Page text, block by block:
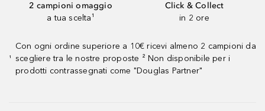
2 campioni omaggio
a tua scelta¹
Click & Collect
in 2 ore
¹
Con ogni ordine superiore a 10€ ricevi almeno 2 campioni da
scegliere tra le nostre proposte ² Non disponibile per i
prodotti contrassegnati come "Douglas Partner"